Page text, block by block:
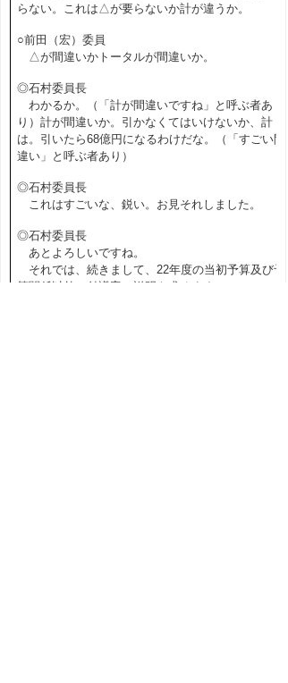
らない。これは△が要らないか計が違うか。
○前田（宏）委員
△が間違いかトータルが間違いか。
◎石村委員長
わかるか。（「計が間違いですね」と呼ぶ者あ
り）計が間違いか。引かなくてはいけないか、計
は。引いたら68億円になるわけだな。（「すごい間
違い」と呼ぶ者あり）
◎石村委員長
これはすごいな、鋭い。お見それしました。
◎石村委員長
あとよろしいですね。
それでは、続きまして、22年度の当初予算及び予
算関係以外の付議案の説明を求めます。